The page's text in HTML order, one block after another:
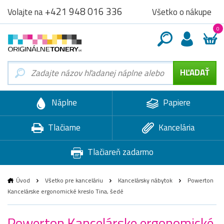
Volajte na+421 948 016 336 Všetko o nákupe
0
Náplne
Papiere
Tlačiarne
Kancelária
Tlačiareň zadarmo
Úvod Všetko pre kanceláriu Kancelársky nábytok
Powerton
Kancelárske ergonomické kreslo Tina, šedé